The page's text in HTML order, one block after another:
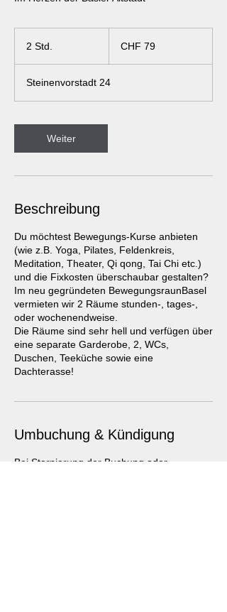
2 Std.
d
.
Franken
CHF 79
Steinenvorstadt 24
Weiter
Beschreibung
Du möchtest Bewegungs-Kurse anbieten
(wie z.B. Yoga, Pilates, Feldenkreis,
Meditation, Theater, Qi qong, Tai Chi etc.)
und die Fixkosten überschaubar gestalten?
Im neu gegründeten BewegungsraunBasel
vermieten wir 2 Räume stunden-, tages-,
oder wochenendweise.
Die Räume sind sehr hell und verfügen über
eine separate Garderobe, 2, WCs,
Duschen, Teeküche sowie eine
Dachterasse!
Umbuchung & Kündigung
Bei Stornierung der Buchung oder